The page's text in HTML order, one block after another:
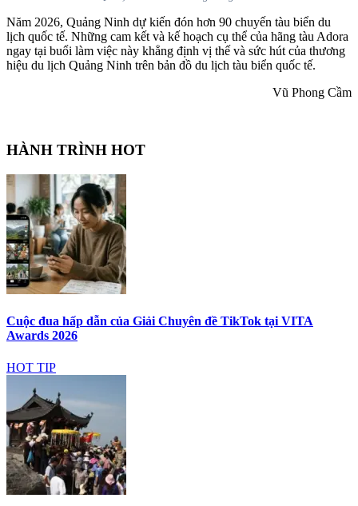
Năm 2026, Quảng Ninh dự kiến đón hơn 90 chuyến tàu biển du
lịch quốc tế. Những cam kết và kế hoạch cụ thể của hãng tàu Adora
ngay tại buổi làm việc này khẳng định vị thế và sức hút của thương
hiệu du lịch Quảng Ninh trên bản đồ du lịch tàu biển quốc tế.
Vũ Phong Cầm
HÀNH TRÌNH HOT
Cuộc đua hấp dẫn của Giải Chuyên đề TikTok tại VITA
Awards 2026
HOT TIP